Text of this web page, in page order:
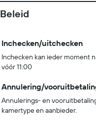
Beleid
Inchecken/uitchecken
Inchecken kan ieder moment
vóór 11:00
Annulering/
Annulerings- en
kamertype en aanbieder.